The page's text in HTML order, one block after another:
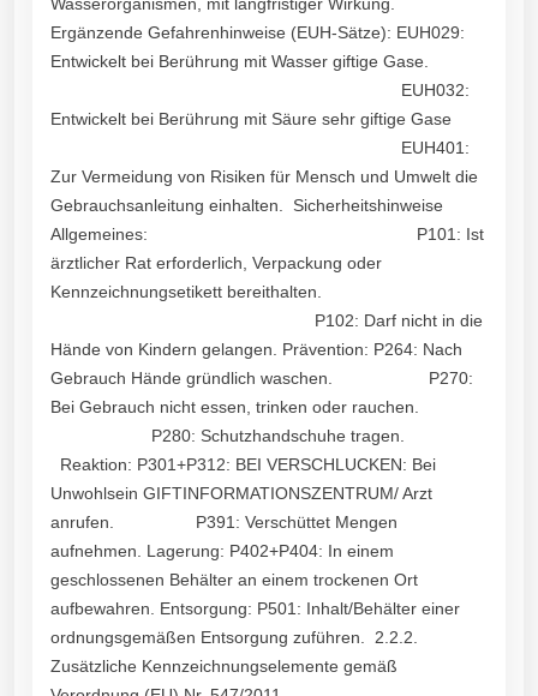
Ergänzende Gefahrenhinweise (EUH-Sätze): EUH029:
Entwickelt bei Berührung mit Wasser giftige Gase.
EUH032:
Entwickelt bei Berührung mit Säure sehr giftige Gase
EUH401:
Zur Vermeidung von Risiken für Mensch und Umwelt die
Gebrauchsanleitung einhalten. Sicherheitshinweise
Allgemeines: P101: Ist
ärztlicher Rat erforderlich, Verpackung oder
Kennzeichnungsetikett bereithalten.
P102: Darf nicht in die
Hände von Kindern gelangen. Prävention: P264: Nach
Gebrauch Hände gründlich waschen. P270:
Bei Gebrauch nicht essen, trinken oder rauchen.
P280: Schutzhandschuhe tragen.
Reaktion: P301+P312: BEI VERSCHLUCKEN: Bei
Unwohlsein GIFTINFORMATIONSZENTRUM/ Arzt
anrufen. P391: Verschüttet Mengen
aufnehmen. Lagerung: P402+P404: In einem
geschlossenen Behälter an einem trockenen Ort
aufbewahren. Entsorgung: P501: Inhalt/Behälter einer
ordnungsgemäßen Entsorgung zuführen. 2.2.2.
Zusätzliche Kennzeichnungselemente gemäß